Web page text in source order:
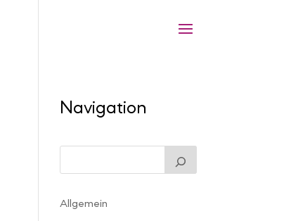
Navigation
Allgemein